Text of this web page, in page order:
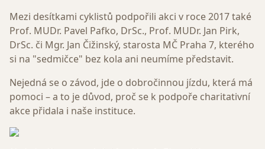
Mezi desítkami cyklistů podpořili akci v roce 2017 také
Prof. MUDr. Pavel Pafko, DrSc., Prof. MUDr. Jan Pirk,
DrSc. či Mgr. Jan Čižinský, starosta MČ Praha 7, kterého
si na "sedmičce" bez kola ani neumíme představit.
Nejedná se o závod, jde o dobročinnou jízdu, která má
pomoci – a to je důvod, proč se k podpoře charitativní
akce přidala i naše instituce.